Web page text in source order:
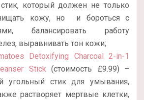
который должен не только
кожу, но и бороться с
балансировать работу
выравнивать тон кожи;
Detoxifying Charcoal 2-in-1
Stick(стоимость £9.99) –
угольный стик для умывания,
растворяет мертвые клетки,